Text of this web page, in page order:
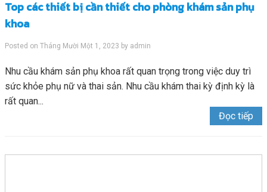
Top các thiết bị cần thiết cho phòng khám sản phụ
khoa
Posted on Tháng Mười Một 1, 2023 by admin
Nhu cầu khám sản phụ khoa rất quan trọng trong việc duy trì
sức khỏe phụ nữ và thai sản. Nhu cầu khám thai kỳ định kỳ là
rất quan...
Đọc tiếp